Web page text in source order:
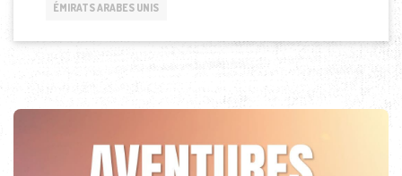
ÉMIRATS ARABES UNIS